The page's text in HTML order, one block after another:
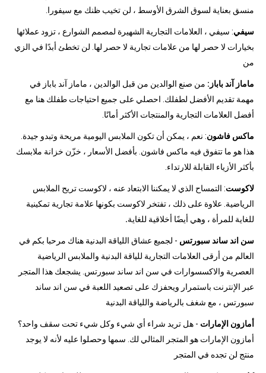
منسق بعناية لسوق الشرق الأوسط ، لن تخيب ظنك مع سيفورا.
سيفي: سيفي ، العلامات التجارية الشهيرة لمصمم الشوارع ، تزود عملائها
بخيارات لا حصر لها من علامات تجارية لا حصر لها. لن تخطئ أبدًا في الزي
من
ماماز آند باباز: من صنع الوالدين من قبل الوالدين ، ماماز آند باباز في
مهمة تقديم الأفضل لطفلك. احصلي على جميع احتياجات طفلك هنا مع
أفضل العلامات التجارية والمنتجات الأكثر أمانًا.
ماكس فاشون: نعم ، يمكن أن تكون الملابس اليومية مريحة وتبدو جيدة.
هذا هو ما تتفوق فيه ماكس فاشون. بأفضل الأسعار ، خزّن خزانة ملابسك
بأكثر الأزياء القابلة للارتداء.
لاكوست: التمساح الذي لا يمكننا الابتعاد عنه ، لاكوست تريح الملابس
الرياضية. علاوة على ذلك ، تفتخر لاكوست بكونها علامة تجارية تمكينية
للغاية للمرأة ، وهي أيضًا أخلاقية للغاية.
سن اند ساند سبورتس - لجميع عشاق اللياقة البدنية هناك مرحبا بكم في
العالم من أرقى العلامات التجارية للياقة البدنية والملابس الرياضية
العصرية والاكسسوارات في سن اند ساند سبورتس. يشجعك هذا المتجر
عبر الإنترنت باستمرار ويحفزك على تصعيد اللعبة في سن اند ساند
سبورتس ، مع شغف بالرياضة واللياقة البدنية
أمازون الإمارات - هل تريد شراء أي شيء وكل شيء تحت سقف واحد؟
أمازون الإمارات هو المتجر المثالي لك. سمها وحصلوا عليه لأنه لا يوجد
منتج لن تجده في المتجر